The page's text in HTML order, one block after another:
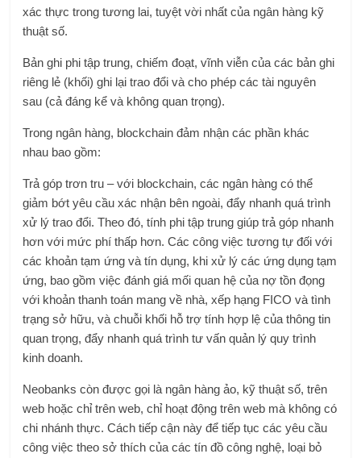
xác thực trong tương lai, tuyệt vời nhất của ngân hàng kỹ
thuật số.
Bản ghi phi tập trung, chiếm đoạt, vĩnh viễn của các bản ghi
riêng lẻ (khối) ghi lại trao đổi và cho phép các tài nguyên
sau (cả đáng kể và không quan trọng).
Trong ngân hàng, blockchain đảm nhận các phần khác
nhau bao gồm:
Trả góp trơn tru – với blockchain, các ngân hàng có thể
giảm bớt yêu cầu xác nhận bên ngoài, đẩy nhanh quá trình
xử lý trao đổi. Theo đó, tính phi tập trung giúp trả góp nhanh
hơn với mức phí thấp hơn. Các công việc tương tự đối với
các khoản tạm ứng và tín dụng, khi xử lý các ứng dụng tạm
ứng, bao gồm việc đánh giá mối quan hệ của nợ tồn đọng
với khoản thanh toán mang về nhà, xếp hạng FICO và tình
trạng sở hữu, và chuỗi khối hỗ trợ tính hợp lệ của thông tin
quan trọng, đẩy nhanh quá trìnhtư vấn quản lý quy trình
kinh doanh.
Neobanks còn được gọi là ngân hàng ảo, kỹ thuật số, trên
web hoặc chỉ trên web, chỉ hoạt động trên web mà không có
chi nhánh thực. Cách tiếp cận này để tiếp tục các yêu cầu
công việc theo sở thích của các tín đồ công nghệ, loại bỏ